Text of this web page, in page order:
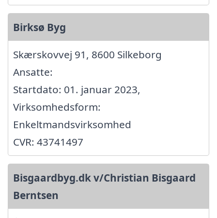
Birksø Byg
Skærskovvej 91, 8600 Silkeborg
Ansatte:
Startdato: 01. januar 2023,
Virksomhedsform:
Enkeltmandsvirksomhed
CVR: 43741497
Bisgaardbyg.dk v/Christian Bisgaard
Berntsen